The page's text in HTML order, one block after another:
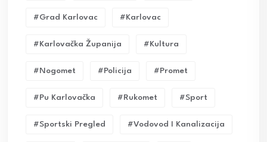
#grad Karlovac #karlovac
#karlovačka Županija #kultura
#nogomet #policija #promet
#pu Karlovačka #rukomet #sport
#sportski Pregled #vodovod I Kanalizacija